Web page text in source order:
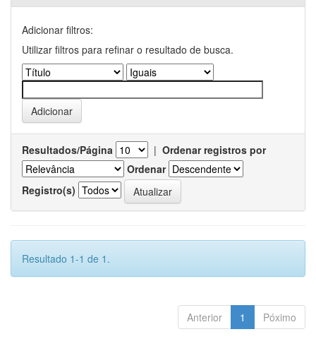
Adicionar filtros:
Utilizar filtros para refinar o resultado de busca.
Resultados/Página | Ordenar registros por
Ordenar
Registro(s)
Resultado 1-1 de 1.
Anterior 1 Póximo